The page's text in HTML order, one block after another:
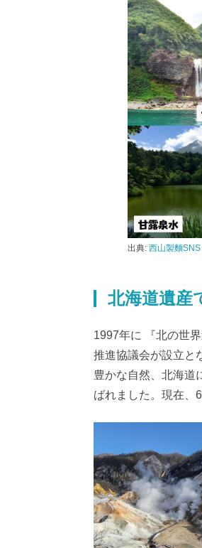
出典: 西山製麵SNS
北海道遺産
1997年に 『北の世
推進協議会が設立と
豊かな自然、北海道
ばれました。現在、